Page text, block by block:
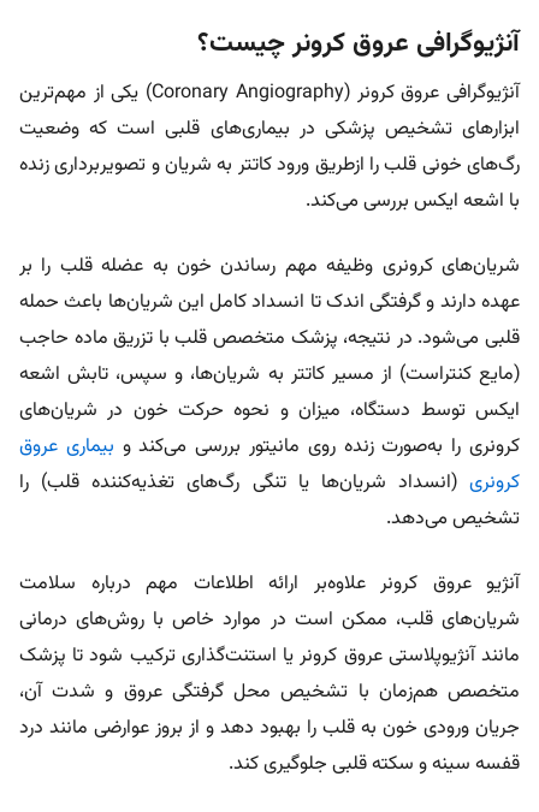
آنژیوگرافی عروق کرونر چیست؟
آنژیوگرافی عروق کرونر (Coronary Angiography) یکی از مهم‌ترین
ابزارهای تشخیص پزشکی در بیماری‌های قلبی است که وضعیت
رگ‌های خونی قلب را ازطریق ورود کاتتر به شریان و تصویربرداری زنده
با اشعه‌ ایکس بررسی می‌کند.
شریان‌های کرونری وظیفه مهم رساندن خون به عضله قلب را بر
عهده دارند و گرفتگی اندک تا انسداد کامل این شریان‌ها باعث حمله
قلبی می‌شود. در نتیجه، پزشک متخصص قلب با تزریق ماده حاجب
(مایع کنتراست) از مسیر کاتتر به شریان‌‌ها، و سپس، تابش اشعه‌
ایکس توسط دستگاه، میزان و نحوه حرکت خون در شریان‌های
کرونری را به‌صورت زنده روی مانیتور بررسی می‌کند و بیماری عروق
کرونری (انسداد شریان‌ها یا تنگی‌ رگ‌های تغذیه‌کننده قلب) را
تشخیص می‌دهد.
آنژیو عروق کرونر علاوه‌بر ارائه اطلاعات مهم درباره سلامت
شریان‌های قلب، ممکن است در موارد خاص با روش‌های درمانی
مانند آنژیوپلاستی عروق کرونر یا استنت‌گذاری ترکیب شود تا پزشک
متخصص هم‌زمان با تشخیص محل گرفتگی عروق و شدت آن،
جریان ورودی خون به قلب را بهبود دهد و از بروز عوارضی مانند درد
قفسه سینه و سکته قلبی جلوگیری کند.